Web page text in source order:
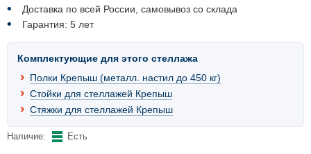
Доставка по всей России, самовывоз со склада
Гарантия: 5 лет
Комплектующие для этого стеллажа
Полки Крепыш (металл. настил до 450 кг)
Стойки для стеллажей Крепыш
Стяжки для стеллажей Крепыш
Наличие: Есть